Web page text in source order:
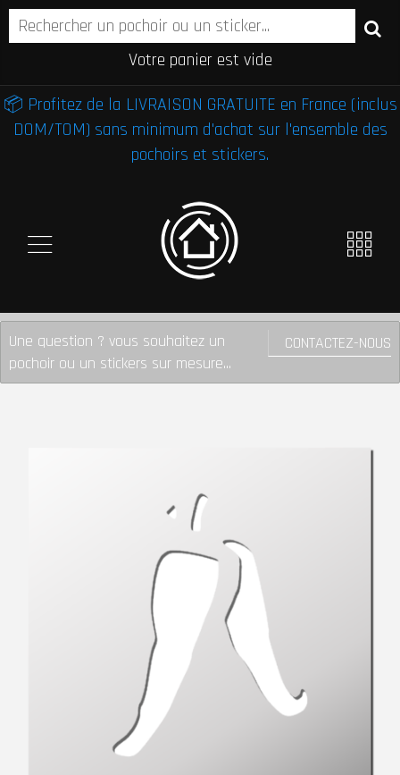
Votre panier est vide
📦 Profitez de la LIVRAISON GRATUITE en France (inclus
DOM/TOM) sans minimum d'achat sur l'ensemble des
pochoirs et stickers.
CONTACTEZ-NOUS
Une question ? vous souhaitez un
pochoir ou un stickers sur mesure...